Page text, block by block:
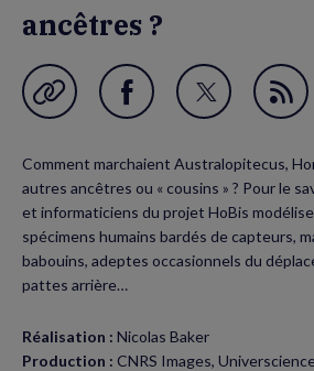
ancêtres ?
Garder en favori
Partager
Facebook
(nouvelle
fenêtre)
Partager
Twitter
(nouvelle
fenêtre)
Flux
Comment marchaient Australopitecus,
autres ancêtres ou « cousins » ? Pour le
et informaticiens du projet HoBis
spécimens humains bardés de capteurs,
babouins, adeptes occasionnels du
pattes arrière…
Réalisation : Nicolas Baker
Production : CNRS Images,